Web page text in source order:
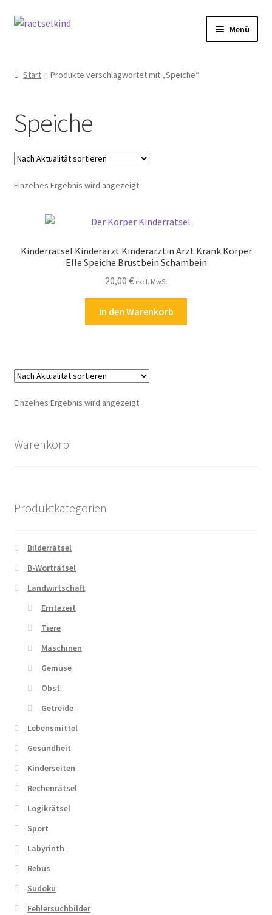
Zur
Zum
Menü
Cookie-Richtlinie (EU)
Datenschutzbelehrung
Echtheit von Bewertungen
Impressum
Mein Konto
Über Rätselkind
Warenkorb
Zahlungsarten
Start Produkte verschlagwortet mit „Speiche“
Speiche
Einzelnes Ergebnis wird angezeigt
Kinderrätsel Kinderarzt Kinderärztin Arzt Krank Körper
Elle Speiche Brustbein Schambein
20,00 € excl. MwSt
In den Warenkorb
Einzelnes Ergebnis wird angezeigt
Warenkorb
Produktkategorien
Bilderrätsel
B-Worträtsel
Landwirtschaft
Erntezeit
Tiere
Maschinen
Gemüse
Obst
Getreide
Lebensmittel
Gesundheit
Kinderseiten
Rechenrätsel
Logikrätsel
Sport
Labyrinth
Rebus
Sudoku
Fehlersuchbilder